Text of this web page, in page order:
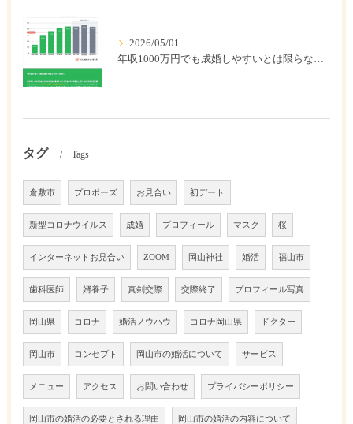
2026/05/01
年収1000万円でも成婚しやすいとは限らない? 「年収帯別の成婚率」のリアル
タグ Tags
倉敷市 プロポーズ お見合い 初デート
新型コロナウイルス 成婚 プロフィール マスク 桜
インターネットお見合い ZOOM 岡山神社 婚活 福山市
歯科医師 婿養子 真剣交際 交際終了 プロフィール写真
岡山県 コロナ 婚活ノウハウ コロナ岡山県 ドクター
岡山市 コンセプト 岡山市の婚活について サービス
メニュー アクセス お問い合わせ プライバシーポリシー
岡山市の婚活の必要とされる理由 岡山市の婚活の内容について